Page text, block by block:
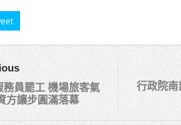
務員罷工 機場旅客氣
方讓步圓滿落幕
行政院